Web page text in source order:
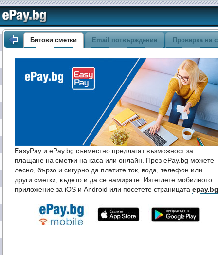
Битови сметки Email потвърждение Проверка на
EasyPay и ePay.bg съвместно предлагат възможност за
плащане на сметки на каса или онлайн. През ePay.bg можете
лесно, бързо и сигурно да платите ток, вода, телефон или
други сметки, където и да се намирате. Изтеглете мобилното
приложение за iOS и Android или посетете страницата